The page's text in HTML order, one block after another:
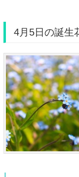
4月5日の誕生